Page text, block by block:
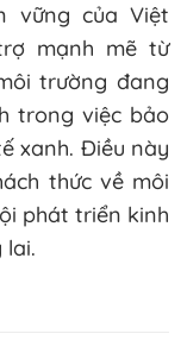
vững của Việt
mạnh mẽ từ
trường đang
trong việc bảo
xanh. Điều này
thức về môi
phát triển kinh
lai.